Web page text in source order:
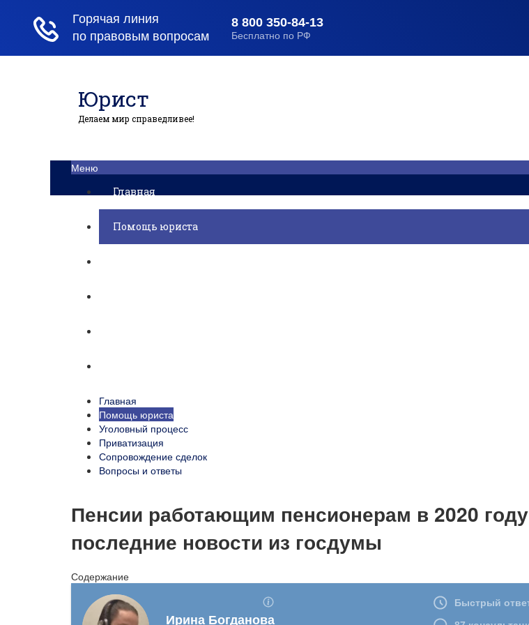
Юрист
Делаем мир справедливее!
Меню
Главная
Помощь юриста
Главная
Помощь юриста
Уголовный процесс
Приватизация
Сопровождение сделок
Вопросы и ответы
Пенсии работающим пенсионерам в 2020 году
последние новости из госдумы
Содержание